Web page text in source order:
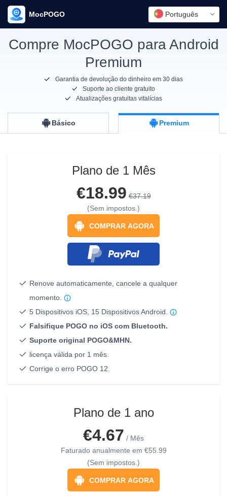
MocPOGO Português
Compre MocPOGO para Android
Premium
Garantia de devolução do dinheiro em 30 dias
Suporte ao cliente gratuito
Atualizações gratuitas vitalícias
Básico Premium
Plano de 1 Mês
€18.99 €37.19
(Sem impostos.)
COMPRAR AGORA
Renove automaticamente, cancele a qualquer
momento.
5 Dispositivos iOS, 15 Dispositivos Android.
Falsifique POGO no iOS com Bluetooth.
Suporte original POGO&MHN.
licença válida por 1 mês.
Corrige o erro POGO 12.
Plano de 1 ano
€4.67 / Mês
Faturado anualmente em €55.99
(Sem impostos.)
COMPRAR AGORA